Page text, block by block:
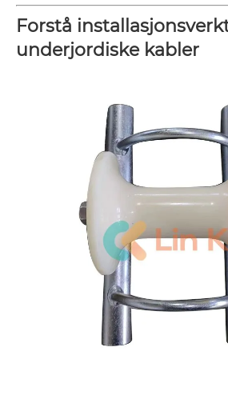
Forstå
underjordiske kabler